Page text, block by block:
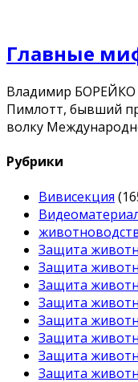
Главные
Владимир БОРЕЙКО
Пимлотт, бывший
волку
Рубрики
Вивисекция
Защита
Защита
Защита
Защита
Защита
Защита
Защита
Защита